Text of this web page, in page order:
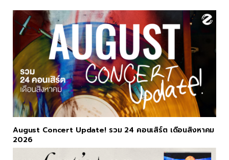
August Concert Update! รวม 24 คอนเสิร์ต เดือนสิงหาคม
2026